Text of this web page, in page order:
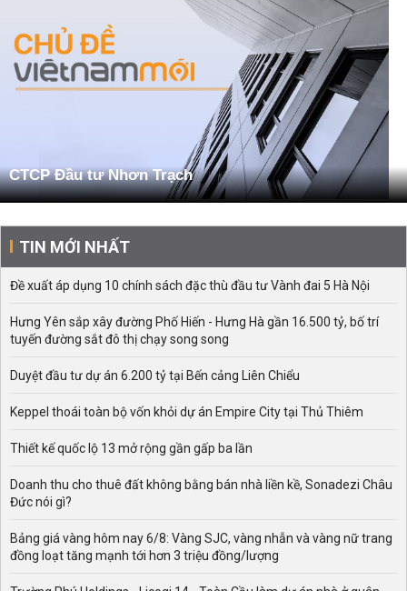
CTCP Đầu tư Nhơn Trạch
TIN MỚI NHẤT
Đề xuất áp dụng 10 chính sách đặc thù đầu tư Vành đai 5 Hà Nội
Hưng Yên sắp xây đường Phố Hiến - Hưng Hà gần 16.500 tỷ, bố trí
tuyến đường sắt đô thị chạy song song
Duyệt đầu tư dự án 6.200 tỷ tại Bến cảng Liên Chiểu
Keppel thoái toàn bộ vốn khỏi dự án Empire City tại Thủ Thiêm
Thiết kế quốc lộ 13 mở rộng gần gấp ba lần
Doanh thu cho thuê đất không bằng bán nhà liền kề, Sonadezi Châu
Đức nói gì?
Bảng giá vàng hôm nay 6/8: Vàng SJC, vàng nhẫn và vàng nữ trang
đồng loạt tăng mạnh tới hơn 3 triệu đồng/lượng